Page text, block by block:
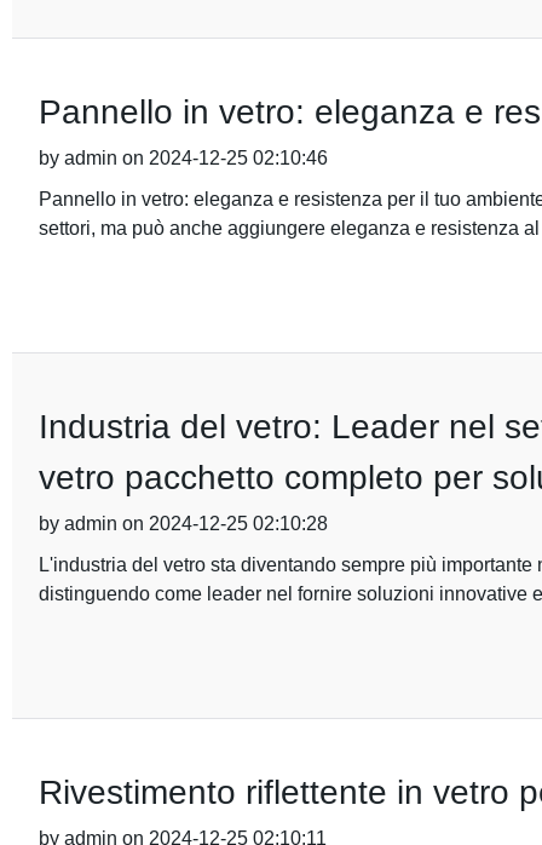
Pannello in vetro: eleganza e
by admin on 2024-12-25 02:10:46
Pannello in vetro: eleganza e resistenza per il tuo
settori, ma può anche aggiungere eleganza e resistenza
Industria del vetro: Leader nel
vetro pacchetto completo per
by admin on 2024-12-25 02:10:28
L'industria del vetro sta diventando sempre più
distinguendo come leader nel fornire soluzioni innovative
Rivestimento riflettente in vetro
by admin on 2024-12-25 02:10:11